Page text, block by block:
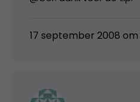
17 september 2008 om